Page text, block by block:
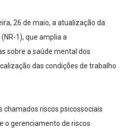
26 de maio, a atualização da
1), que amplia a
sobre a saúde mental dos
das condições de trabalho
chamados riscos psicossociais
o gerenciamento de riscos